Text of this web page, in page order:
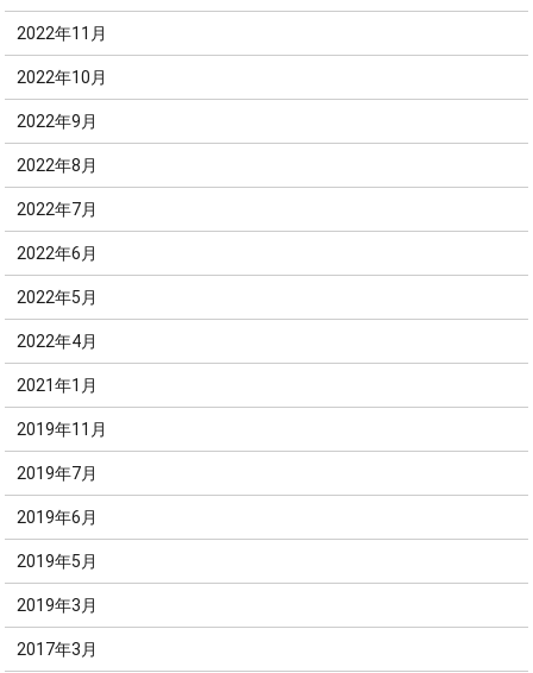
2022年11月
2022年10月
2022年9月
2022年8月
2022年7月
2022年6月
2022年5月
2022年4月
2021年1月
2019年11月
2019年7月
2019年6月
2019年5月
2019年3月
2017年3月